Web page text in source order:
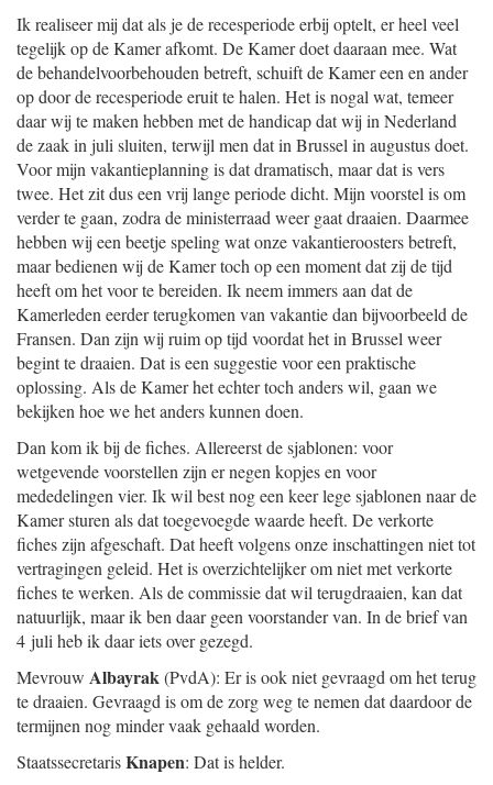
Ik realiseer mij dat als je de recesperiode erbij optelt, er heel veel
tegelijk op de Kamer afkomt. De Kamer doet daaraan mee. Wat
de behandelvoorbehouden betreft, schuift de Kamer een en ander
op door de recesperiode eruit te halen. Het is nogal wat, temeer
daar wij te maken hebben met de handicap dat wij in Nederland
de zaak in juli sluiten, terwijl men dat in Brussel in augustus doet.
Voor mijn vakantieplanning is dat dramatisch, maar dat is vers
twee. Het zit dus een vrij lange periode dicht. Mijn voorstel is om
verder te gaan, zodra de ministerraad weer gaat draaien. Daarmee
hebben wij een beetje speling wat onze vakantieroosters betreft,
maar bedienen wij de Kamer toch op een moment dat zij de tijd
heeft om het voor te bereiden. Ik neem immers aan dat de
Kamerleden eerder terugkomen van vakantie dan bijvoorbeeld de
Fransen. Dan zijn wij ruim op tijd voordat het in Brussel weer
begint te draaien. Dat is een suggestie voor een praktische
oplossing. Als de Kamer het echter toch anders wil, gaan we
bekijken hoe we het anders kunnen doen.
Dan kom ik bij de fiches. Allereerst de sjablonen: voor
wetgevende voorstellen zijn er negen kopjes en voor
mededelingen vier. Ik wil best nog een keer lege sjablonen naar de
Kamer sturen als dat toegevoegde waarde heeft. De verkorte
fiches zijn afgeschaft. Dat heeft volgens onze inschattingen niet tot
vertragingen geleid. Het is overzichtelijker om niet met verkorte
fiches te werken. Als de commissie dat wil terugdraaien, kan dat
natuurlijk, maar ik ben daar geen voorstander van. In de brief van
4 juli heb ik daar iets over gezegd.
Mevrouw Albayrak(PvdA): Er is ook niet gevraagd om het terug
te draaien. Gevraagd is om de zorg weg te nemen dat daardoor de
termijnen nog minder vaak gehaald worden.
StaatssecretarisKnapen: Dat is helder.